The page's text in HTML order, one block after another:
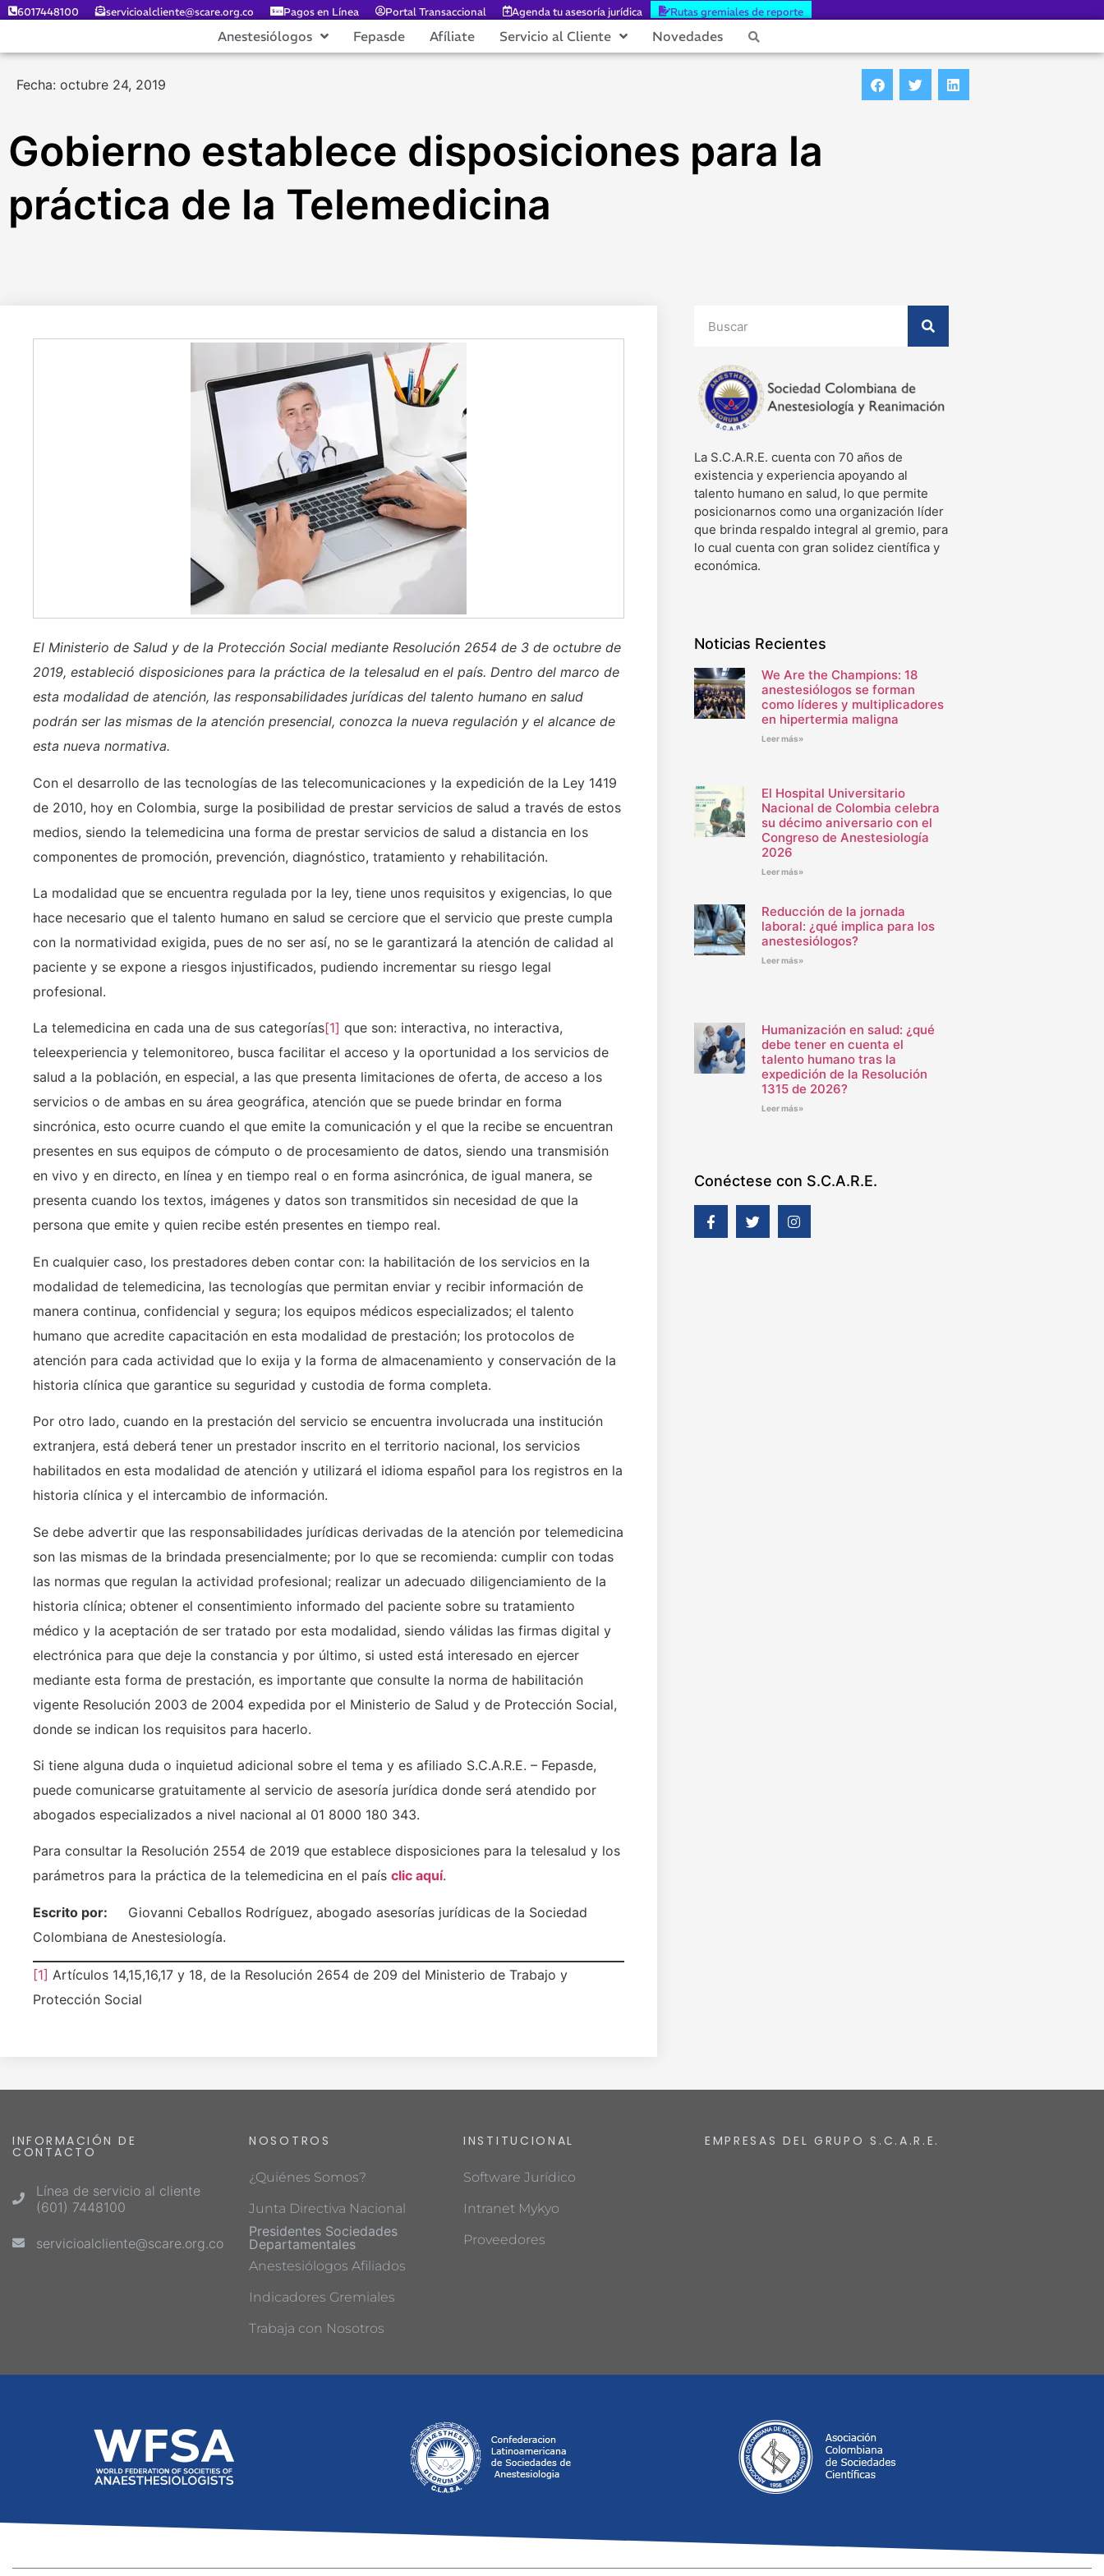
6017448100 servicioalcliente@scare.org.co Pagos en Línea Portal Transaccional Agenda tu asesoría jurídica Rutas gremiales de reporte
Anestesiólogos Fepasde Afíliate Servicio al Cliente Novedades
Fecha: octubre 24, 2019
Gobierno establece disposiciones para la
práctica de la Telemedicina
El Ministerio de Salud y de la Protección Social mediante Resolución 2654 de 3 de octubre de
2019, estableció disposiciones para la práctica de la telesalud en el país. Dentro del marco de
esta modalidad de atención, las responsabilidades jurídicas del talento humano en salud
podrán ser las mismas de la atención presencial, conozca la nueva regulación y el alcance de
esta nueva normativa.
Con el desarrollo de las tecnologías de las telecomunicaciones y la expedición de la Ley 1419
de 2010, hoy en Colombia, surge la posibilidad de prestar servicios de salud a través de estos
medios, siendo la telemedicina una forma de prestar servicios de salud a distancia en los
componentes de promoción, prevención, diagnóstico, tratamiento y rehabilitación.
La modalidad que se encuentra regulada por la ley, tiene unos requisitos y exigencias, lo que
hace necesario que el talento humano en salud se cerciore que el servicio que preste cumpla
con la normatividad exigida, pues de no ser así, no se le garantizará la atención de calidad al
paciente y se expone a riesgos injustificados, pudiendo incrementar su riesgo legal
profesional.
La telemedicina en cada una de sus categorías[1] que son: interactiva, no interactiva,
teleexperiencia y telemonitoreo, busca facilitar el acceso y la oportunidad a los servicios de
salud a la población, en especial, a las que presenta limitaciones de oferta, de acceso a los
servicios o de ambas en su área geográfica, atención que se puede brindar en forma
sincrónica, esto ocurre cuando el que emite la comunicación y el que la recibe se encuentran
presentes en sus equipos de cómputo o de procesamiento de datos, siendo una transmisión
en vivo y en directo, en línea y en tiempo real o en forma asincrónica, de igual manera, se
presenta cuando los textos, imágenes y datos son transmitidos sin necesidad de que la
persona que emite y quien recibe estén presentes en tiempo real.
En cualquier caso, los prestadores deben contar con: la habilitación de los servicios en la
modalidad de telemedicina, las tecnologías que permitan enviar y recibir información de
manera continua, confidencial y segura; los equipos médicos especializados; el talento
humano que acredite capacitación en esta modalidad de prestación; los protocolos de
atención para cada actividad que lo exija y la forma de almacenamiento y conservación de la
historia clínica que garantice su seguridad y custodia de forma completa.
Por otro lado, cuando en la prestación del servicio se encuentra involucrada una institución
extranjera, está deberá tener un prestador inscrito en el territorio nacional, los servicios
habilitados en esta modalidad de atención y utilizará el idioma español para los registros en la
historia clínica y el intercambio de información.
Se debe advertir que las responsabilidades jurídicas derivadas de la atención por telemedicina
son las mismas de la brindada presencialmente; por lo que se recomienda: cumplir con todas
las normas que regulan la actividad profesional; realizar un adecuado diligenciamiento de la
historia clínica; obtener el consentimiento informado del paciente sobre su tratamiento
médico y la aceptación de ser tratado por esta modalidad, siendo válidas las firmas digital y
electrónica para que deje la constancia y por último, si usted está interesado en ejercer
mediante esta forma de prestación, es importante que consulte la norma de habilitación
vigente Resolución 2003 de 2004 expedida por el Ministerio de Salud y de Protección Social,
donde se indican los requisitos para hacerlo.
Si tiene alguna duda o inquietud adicional sobre el tema y es afiliado S.C.A.R.E. – Fepasde,
puede comunicarse gratuitamente al servicio de asesoría jurídica donde será atendido por
abogados especializados a nivel nacional al 01 8000 180 343.
Para consultar la Resolución 2554 de 2019 que establece disposiciones para la telesalud y los
parámetros para la práctica de la telemedicina en el país clic aquí.
Escrito por: Giovanni Ceballos Rodríguez, abogado asesorías jurídicas de la Sociedad
Colombiana de Anestesiología.
[1] Artículos 14,15,16,17 y 18, de la Resolución 2654 de 209 del Ministerio de Trabajo y
Protección Social
La S.C.A.R.E. cuenta con 70 años de
existencia y experiencia apoyando al
talento humano en salud, lo que permite
posicionarnos como una organización líder
que brinda respaldo integral al gremio, para
lo cual cuenta con gran solidez científica y
económica.
Noticias Recientes
We Are the Champions: 18
anestesiólogos se forman
como líderes y multiplicadores
en hipertermia maligna
Leer más»
El Hospital Universitario
Nacional de Colombia celebra
su décimo aniversario con el
Congreso de Anestesiología
2026
Leer más»
Reducción de la jornada
laboral: ¿qué implica para los
anestesiólogos?
Leer más»
Humanización en salud: ¿qué
debe tener en cuenta el
talento humano tras la
expedición de la Resolución
1315 de 2026?
Leer más»
Conéctese con S.C.A.R.E.
INFORMACIÓN DE
CONTACTO
Línea de servicio al cliente
(601) 7448100
servicioalcliente@scare.org.co
NOSOTROS
¿Quiénes Somos?
Junta Directiva Nacional
Presidentes Sociedades
Departamentales
Anestesiólogos Afiliados
Indicadores Gremiales
Trabaja con Nosotros
INSTITUCIONAL
Software Jurídico
Intranet Mykyo
Proveedores
EMPRESAS DEL GRUPO S.C.A.R.E.